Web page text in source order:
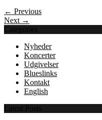
← Previous
Next →
Categories
Nyheder
Koncerter
Udgivelser
Blueslinks
Kontakt
English
Latest Posts